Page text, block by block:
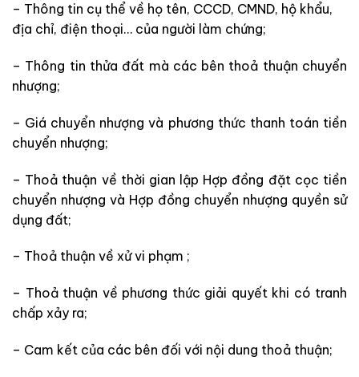
– Thông tin cụ thể về họ tên, CCCD, CMND, hộ khẩu,
địa chỉ, điện thoại… của người làm chứng;
– Thông tin thửa đất mà các bên thoả thuận chuyển
nhượng;
– Giá chuyển nhượng và phương thức thanh toán tiền
chuyển nhượng;
– Thoả thuận về thời gian lập Hợp đồng đặt cọc tiền
chuyển nhượng và Hợp đồng chuyển nhượng quyền sử
dụng đất;
– Thoả thuận về xử vi phạm ;
– Thoả thuận về phương thức giải quyết khi có tranh
chấp xảy ra;
– Cam kết của các bên đối với nội dung thoả thuận;